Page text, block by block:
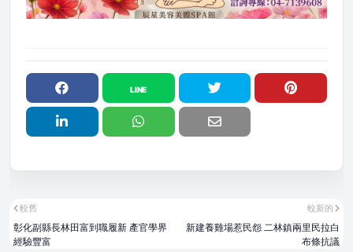
較新的
新建養雞場惹民怨 二林鎮兩里民拉白
布條抗議
較舊
彰化副縣長林田富到職履新 產官學界
經驗豐富